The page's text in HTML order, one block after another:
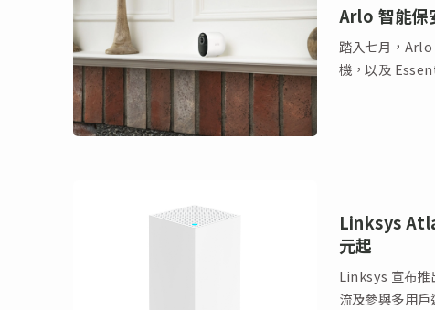
Arlo 智能保
踏入七月，
機，以及
Linksys
元起
Linksys 宣布推
流及參與多用